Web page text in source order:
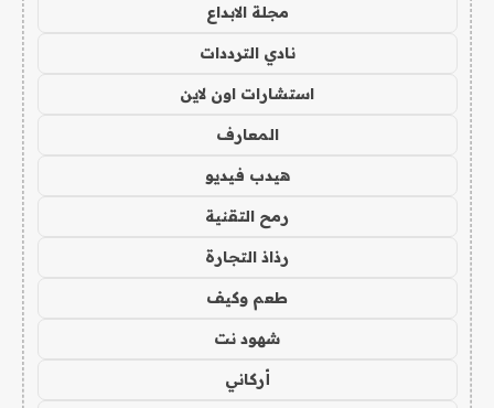
مجلة الابداع
نادي الترددات
استشارات اون لاين
المعارف
هيدب فيديو
رمح التقنية
رذاذ التجارة
طعم وكيف
شهود نت
أركاني